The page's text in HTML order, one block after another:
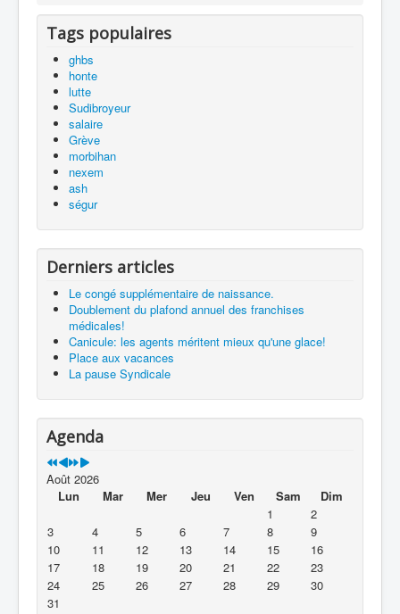
Tags populaires
ghbs
honte
lutte
Sudibroyeur
salaire
Grève
morbihan
nexem
ash
ségur
Derniers articles
Le congé supplémentaire de naissance.
Doublement du plafond annuel des franchises
médicales!
Canicule: les agents méritent mieux qu'une glace!
Place aux vacances
La pause Syndicale
Agenda
Août 2026
Lun
Mar Mer Jeu Ven Sam
Dim
1
2
3
4 5 6 7 8
9
10
11 12 13 14 15
16
17
18 19 20 21 22
23
24
25 26 27 28 29
30
31